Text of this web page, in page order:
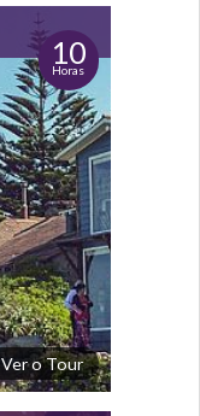
10
Horas
Ver o Tour